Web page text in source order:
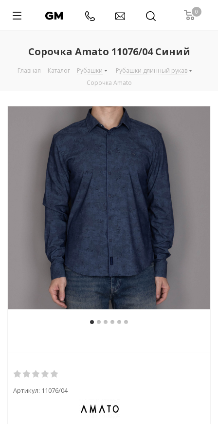
0
Сорочка Amato 11076/04 Синий
Главная - Каталог - Рубашки - Рубашки длинный рукав
-
Сорочка Amato
Артикул: 11076/04